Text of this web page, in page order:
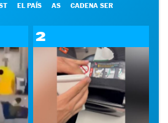
EL PAÍS AS CADENA SER
2